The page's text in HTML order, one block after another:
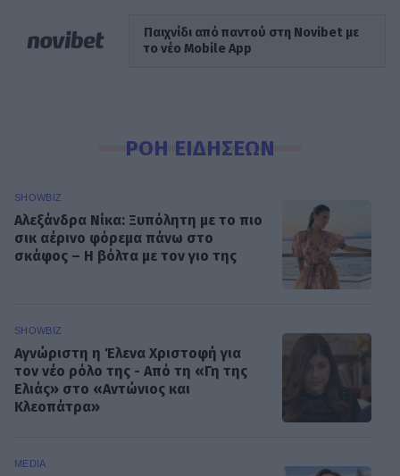
Παιχνίδι από παντού στη Novibet με
το νέο Mobile App
ΡΟΗ ΕΙΔΗΣΕΩΝ
SHOWBIZ
Αλεξάνδρα Νίκα: Ξυπόλητη με το πιο
σικ αέρινο φόρεμα πάνω στο
σκάφος – Η βόλτα με τον γιο της
SHOWBIZ
Αγνώριστη η Έλενα Χριστοφή για
τον νέο ρόλο της - Από τη «Γη της
Ελιάς» στο «Αντώνιος και
Κλεοπάτρα»
MEDIA